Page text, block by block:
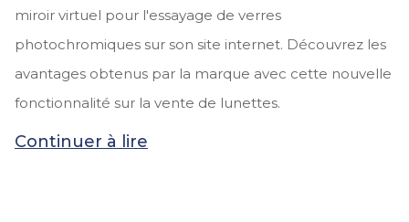
miroir virtuel pour l'essayage de verres
photochromiques sur son site internet. Découvrez les
avantages obtenus par la marque avec cette nouvelle
fonctionnalité sur la vente de lunettes.
Continuer à lire